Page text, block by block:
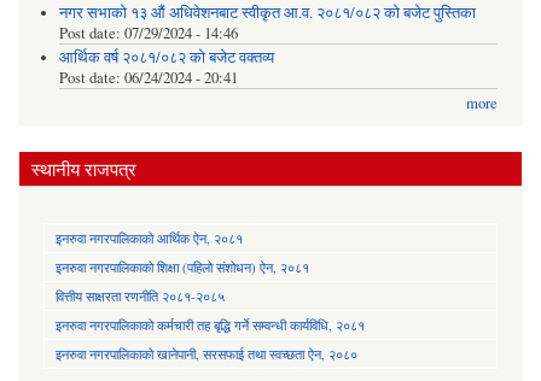
नगर सभाको १३ औं अधिवेशनबाट स्वीकृत आ.व. २०८१/०८२ को बजेट पुस्तिका
Post date: 07/29/2024 - 14:46
आर्थिक वर्ष २०८१/०८२ को बजेट वक्तव्य
Post date: 06/24/2024 - 20:41
more
स्थानीय राजपत्र
इनरुवा नगरपालिकाको आर्थिक ऐन, २०८१
इनरुवा नगरपालिकाको शिक्षा (पहिलो संशोधन) ऐन, २०८१
वित्तीय साक्षरता रणनीति २०८१-२०८५
इनरुवा नगरपालिकाको कर्मचारी तह बृद्धि गर्ने सम्वन्धी कार्यविधि, २०८१
इनरुवा नगरपालिकाको खानेपानी, सरसफाई तथा स्वच्छता ऐन, २०८०